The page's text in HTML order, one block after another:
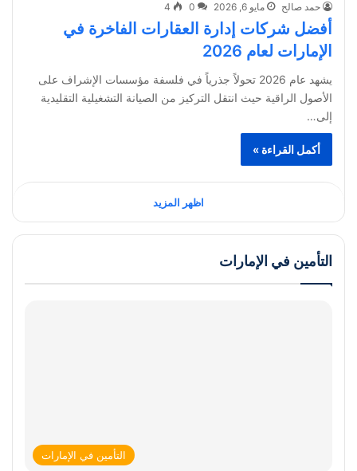
حمد صالح مايو 6, 2026 0
4
أفضل شركات إدارة العقارات الفاخرة في
الإمارات لعام 2026
يشهد عام 2026 تحولاً جذرياً في فلسفة مؤسسات الإشراف على
الأصول الراقية حيث انتقل التركيز من الصيانة التشغيلية التقليدية
إلى…
أكمل القراءة »
اظهر المزيد
التأمين في الإمارات
التأمين في الإمارات